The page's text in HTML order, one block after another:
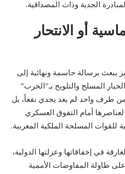
الجدية وذات المصداقية.
أو الانتحار
يبعث برسالة حاسمة ونهائية إلى
المسلح والتلويح بـ”الحرب”
من طرف واحد لم يعد يجدي نفعاً، بل
أمام التفوق العسكري
للقوات المسلحة الملكية المغربية.
في إخفاقاتها وعزلتها الدولية،
طاولة المفاوضات الأممية